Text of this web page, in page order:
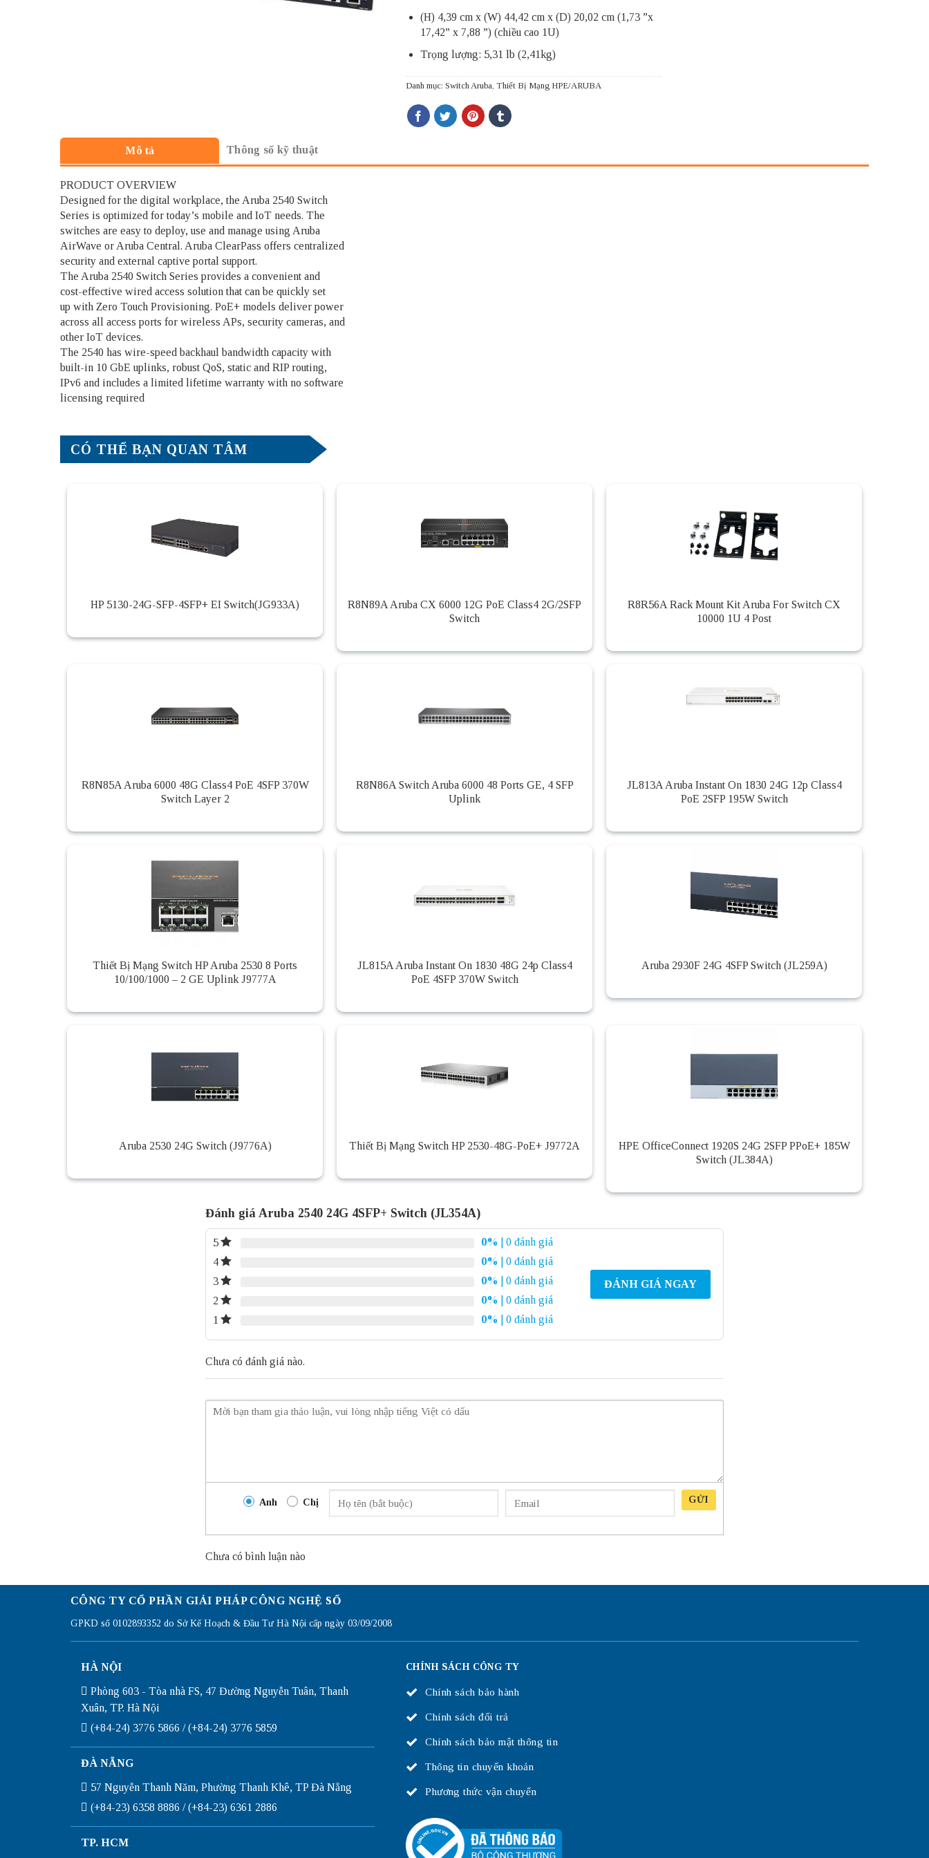
(H) 4,39 cm x (W) 44,42 cm x (D) 20,02 cm (1,73 ”x
17,42” x 7,88 ”) (chiều cao 1U)
Trọng lượng: 5,31 lb (2,41kg)
Danh mục: Switch Aruba, Thiết Bị Mạng HPE/ARUBA
Mô tả Thông số kỹ thuật
PRODUCT OVERVIEW
Designed for the digital workplace, the Aruba 2540 Switch
Series is optimized for today’s mobile and IoT needs. The
switches are easy to deploy, use and manage using Aruba
AirWave or Aruba Central. Aruba ClearPass offers centralized
security and external captive portal support.
The Aruba 2540 Switch Series provides a convenient and
cost-effective wired access solution that can be quickly set
up with Zero Touch Provisioning. PoE+ models deliver power
across all access ports for wireless APs, security cameras, and
other IoT devices.
The 2540 has wire-speed backhaul bandwidth capacity with
built-in 10 GbE uplinks, robust QoS, static and RIP routing,
IPv6 and includes a limited lifetime warranty with no software
licensing required
CÓ THỂ BẠN QUAN TÂM
HP 5130-24G-SFP-4SFP+ EI Switch(JG933A)
R8N89A Aruba CX 6000 12G PoE Class4 2G/2SFP
Switch
R8R56A Rack Mount Kit Aruba For Switch CX
10000 1U 4 Post
R8N85A Aruba 6000 48G Class4 PoE 4SFP 370W
Switch Layer 2
R8N86A Switch Aruba 6000 48 Ports GE, 4 SFP
Uplink
JL813A Aruba Instant On 1830 24G 12p Class4
PoE 2SFP 195W Switch
Thiết Bị Mạng Switch HP Aruba 2530 8 Ports
10/100/1000 – 2 GE Uplink J9777A
JL815A Aruba Instant On 1830 48G 24p Class4
PoE 4SFP 370W Switch
Aruba 2930F 24G 4SFP Switch (JL259A)
Aruba 2530 24G Switch (J9776A) Thiết Bị Mạng Switch HP 2530-48G-PoE+ J9772A
HPE OfficeConnect 1920S 24G 2SFP PPoE+ 185W
Switch (JL384A)
Đánh giá Aruba 2540 24G 4SFP+ Switch (JL354A)
5 0%
| 0 đánh giá
4
0%
| 0 đánh giá
3
0%
| 0 đánh giá
2
0%
| 0 đánh giá
1
0% | 0 đánh giá
ĐÁNH GIÁ NGAY
Chưa có đánh giá nào.
Anh Chị GỬI
Chưa có bình luận nào
CÔNG TY CỔ PHẦN GIẢI PHÁP CÔNG NGHỆ SỐ
GPKD số 0102893352 do Sở Kế Hoạch & Đầu Tư Hà Nội cấp ngày 03/09/2008
HÀ NỘI
Phòng 603 - Tòa nhà FS, 47 Đường Nguyễn Tuân, Thanh
Xuân, TP. Hà Nội
(+84-24) 3776 5866 / (+84-24) 3776 5859
ĐÀ NẴNG
57 Nguyễn Thanh Năm, Phường Thanh Khê, TP Đà Nẵng
(+84-23) 6358 8886 / (+84-23) 6361 2886
TP. HCM
CHÍNH SÁCH CÔNG TY
Chính sách bảo hành
Chính sách đổi trả
Chính sách bảo mật thông tin
Thông tin chuyển khoản
Phương thức vận chuyển